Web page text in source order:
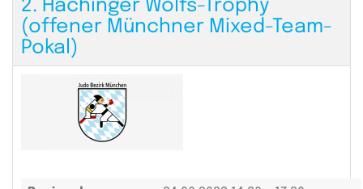
2. Hachinger Wolfs-Trophy
(offener Münchner Mixed-Team-
Pokal)